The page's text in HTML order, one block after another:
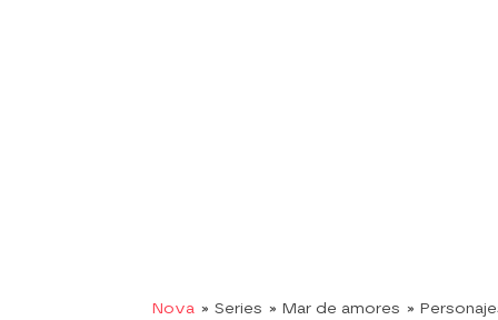
Nova » Series » Mar de amores »